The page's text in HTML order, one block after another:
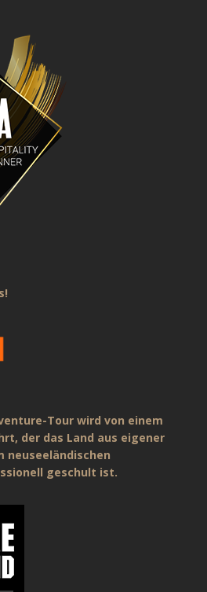
Tour wird von einem
der das Land aus eigener
neuseeländischen
geschult ist.